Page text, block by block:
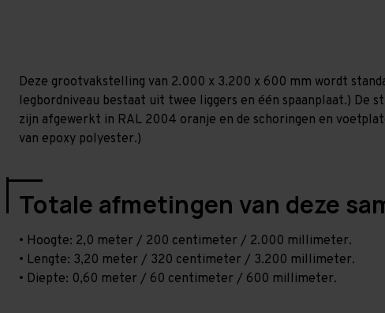
Deze grootvakstelling van 2.000 x 3.200 x 600 mm wordt
legbordniveau bestaat uit twee liggers en één spaanplaat.) De
zijn afgewerkt in RAL 2004 oranje en de schoringen en
van epoxy polyester.)
Totale afmetingen van deze
• Hoogte: 2,0 meter / 200 centimeter / 2.000 millimeter.
• Lengte: 3,20 meter / 320 centimeter / 3.200 millimeter.
• Diepte: 0,60 meter / 60 centimeter / 600 millimeter.